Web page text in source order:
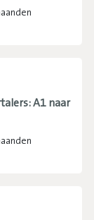
A1 naar